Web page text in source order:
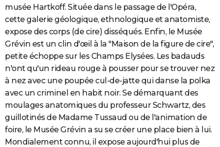
musée Hartkoff. Située dans le passage de l'Opéra,
cette galerie géologique, ethnologique et anatomiste,
expose des corps (de cire) disséqués. Enfin, le Musée
Grévin est un clin d'œil à la "Maison de la figure de cire",
petite échoppe sur les Champs Elysées. Les badauds
n'ont qu'un rideau rouge à pousser pour se trouver nez
à nez avec une poupée cul-de-jatte qui danse la polka
avec un criminel en habit noir. Se démarquant des
moulages anatomiques du professeur Schwartz, des
guillotinés de Madame Tussaud ou de l'animation de
foire, le Musée Grévin a su se créer une place bien à lui.
Mondialement connu, il expose aujourd'hui plus de